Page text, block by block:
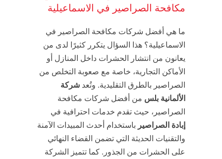
مكافحة الصراصير في الاسماعيلية
ما هي أفضل شركات مكافحة الصراصير في
الاسماعيلية؟ هذا السؤال يتكرر كثيرًا لدى من
يعانون من انتشار الحشرات داخل المنازل أو
الأماكن التجارية، خاصة مع صعوبة التخلص من
الصراصير بالطرق التقليدية. وتُعد شركة
الألمانية بلس من أفضل شركات مكافحة
الصراصير، حيث تقدم خدمات احترافية في
إبادة الصراصير باستخدام أحدث المبيدات الآمنة
والتقنيات الحديثة التي تضمن القضاء النهائي
على الحشرات من الجذور. كما تتميز الشركة